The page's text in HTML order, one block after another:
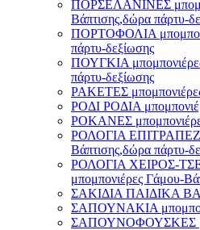
ΠΟΡΣΕΛΑΝΙΝΕΣ
Βάπτισης,δώρα πάρτυ-
ΠΟΡΤΟΦΟΛΙΑ
πάρτυ-δεξίωσης
ΠΟΥΓΚΙΑ
πάρτυ-δεξίωσης
ΡΑΚΕΤΕΣ
ΡΟΔΙ ΡΟΔΙΑ
ΡΟΚΑΝΕΣ
ΡΟΛΟΓΙΑ
Βάπτισης,δώρα πάρτυ-
ΡΟΛΟΓΙΑ ΧΕΙΡΟΣ-
μπομπονιέρες Γάμου-
ΣΑΚΙΔΙΑ ΠΑΙΔΙΚΑ
ΣΑΠΟΥΝΑΚΙΑ
ΣΑΠΟΥΝΟΦΟΥΣΚΕΣ